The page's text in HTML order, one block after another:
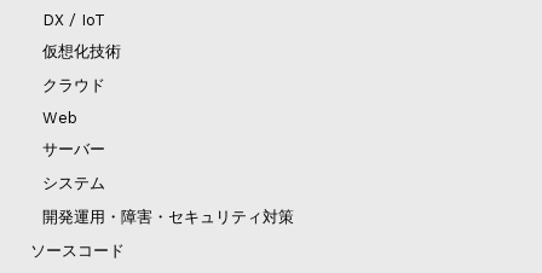
DX / IoT
仮想化技術
クラウド
Web
サーバー
システム
開発運用・障害・セキュリティ対策
ソースコード